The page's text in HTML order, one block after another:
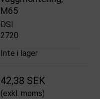
M65
DSI
2720
Inte i lager
42,38 SEK
(exkl. moms)